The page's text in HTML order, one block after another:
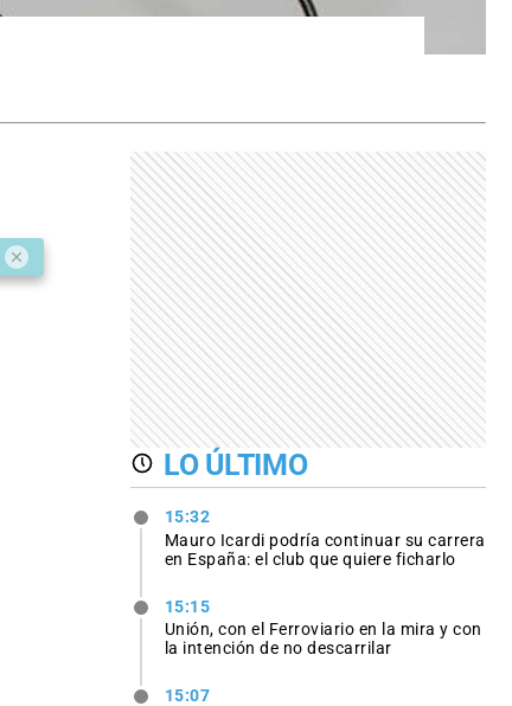
LO ÚLTIMO
15:32
Mauro Icardi podría continuar su carrera
en España: el club que quiere ficharlo
15:15
Unión, con el Ferroviario en la mira y con
la intención de no descarrilar
15:07